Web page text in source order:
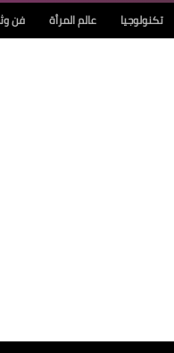
تكنولوجيا عالم المرأة فن